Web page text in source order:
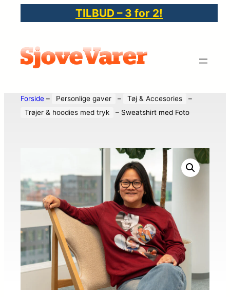
TILBUD – 3 for 2!
Forside – Personlige gaver – Tøj & Accesories
–
Trøjer & hoodies med tryk
– Sweatshirt med Foto